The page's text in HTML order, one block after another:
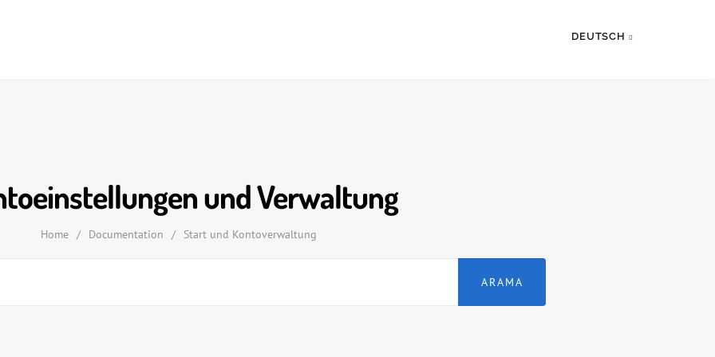
DEUTSCH
und Verwaltung
Home / Documentation / Start und Kontoverwaltung